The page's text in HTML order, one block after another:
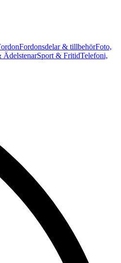
Fordonsdelar & tillbehörFoto,
ÄdelstenarSport & FritidTelefoni,